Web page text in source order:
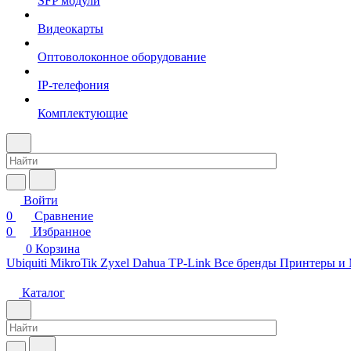
Видеокарты
Оптоволоконное оборудование
IP-телефония
Комплектующие
Войти
0
Сравнение
0
Избранное
0 Корзина
Ubiquiti MikroTik Zyxel Dahua TP-Link Все бренды Принтеры
Каталог